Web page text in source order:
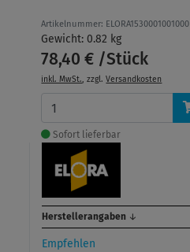
Artikelnummer: ELORA1530001001000
Gewicht: 0.82 kg
78,40 € /Stück
inkl. MwSt., zzgl.Versandkosten
Sofort lieferbar
Herstellerangaben ↓
Empfehlen